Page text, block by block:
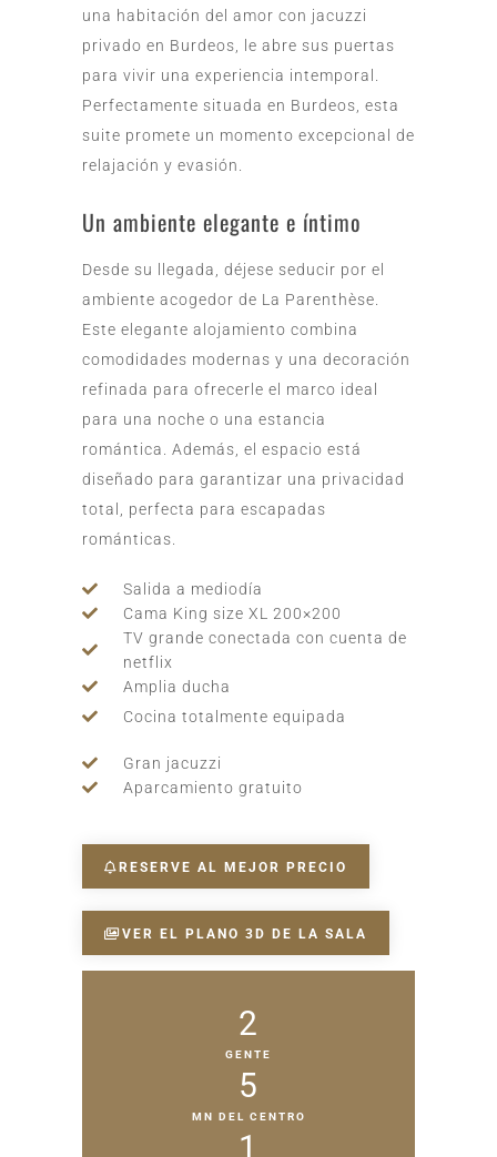
una habitación del amor con jacuzzi
privado en Burdeos, le abre sus puertas
para vivir una experiencia intemporal.
Perfectamente situada en Burdeos, esta
suite promete un momento excepcional de
relajación y evasión.
Un ambiente elegante e íntimo
Desde su llegada, déjese seducir por el
ambiente acogedor de La Parenthèse.
Este elegante alojamiento combina
comodidades modernas y una decoración
refinada para ofrecerle el marco ideal
para una noche o una estancia
romántica. Además, el espacio está
diseñado para garantizar una privacidad
total, perfecta para escapadas
románticas.
Salida a mediodía
Cama King size XL 200×200
TV grande conectada con cuenta de
netflix
Amplia ducha
Cocina totalmente equipada
Gran jacuzzi
Aparcamiento gratuito
RESERVE AL MEJOR PRECIO
VER EL PLANO 3D DE LA SALA
GENTE
2
MN DEL CENTRO
5
1